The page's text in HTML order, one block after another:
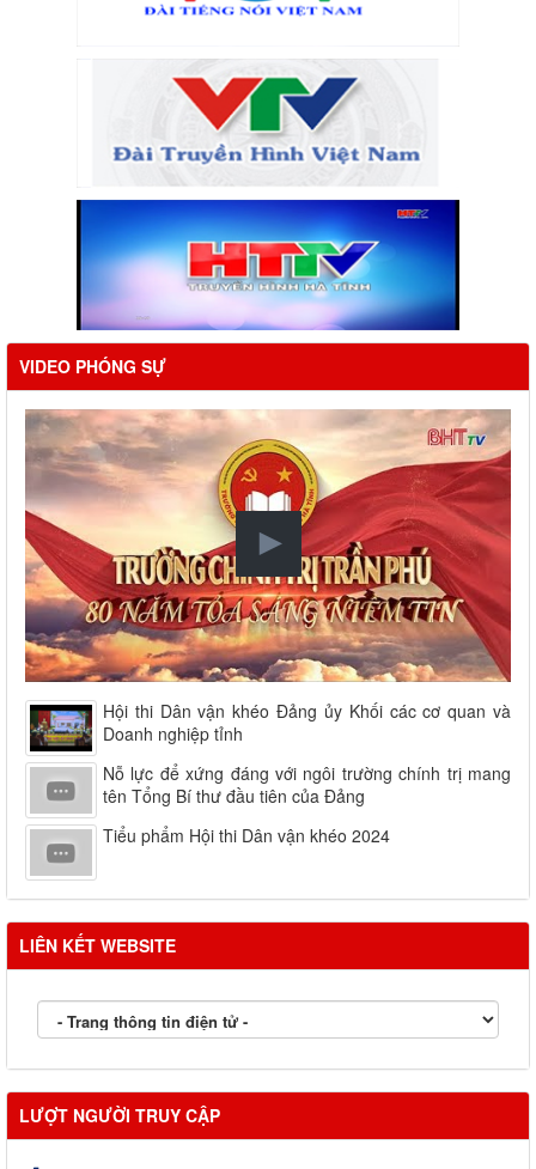
VIDEO PHÓNG SỰ
Hội thi Dân vận khéo Đảng ủy Khối các cơ quan và
Doanh nghiệp tỉnh
Nỗ lực để xứng đáng với ngôi trường chính trị mang
tên Tổng Bí thư đầu tiên của Đảng
Tiểu phẩm Hội thi Dân vận khéo 2024
LIÊN KẾT WEBSITE
LƯỢT NGƯỜI TRUY CẬP